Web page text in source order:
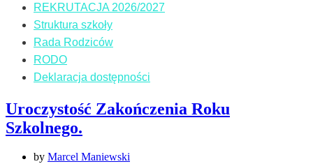
REKRUTACJA 2026/2027
Struktura szkoły
Rada Rodziców
RODO
Deklaracja dostępności
Uroczystość Zakończenia Roku
Szkolnego.
by Marcel Maniewski